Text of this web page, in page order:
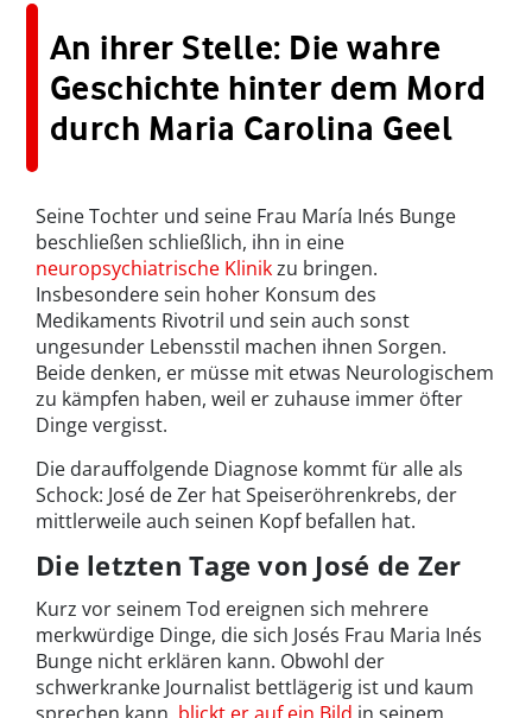
An ihrer Stelle: Die wahre
Geschichte hinter dem Mord
durch Maria Carolina Geel
Seine Tochter und seine Frau María Inés Bunge
beschließen schließlich, ihn in eine
neuropsychiatrische Klinikzu bringen.
Insbesondere sein hoher Konsum des
Medikaments Rivotril und sein auch sonst
ungesunder Lebensstil machen ihnen Sorgen.
Beide denken, er müsse mit etwas Neurologischem
zu kämpfen haben, weil er zuhause immer öfter
Dinge vergisst.
Die darauffolgende Diagnose kommt für alle als
Schock: José de Zer hat Speiseröhrenkrebs, der
mittlerweile auch seinen Kopf befallen hat.
Die letzten Tage von José de Zer
Kurz vor seinem Tod ereignen sich mehrere
merkwürdige Dinge, die sich Josés Frau Maria Inés
Bunge nicht erklären kann. Obwohl der
schwerkranke Journalist bettlägerig ist und kaum